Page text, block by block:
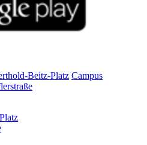
Beitz-Platz Campus